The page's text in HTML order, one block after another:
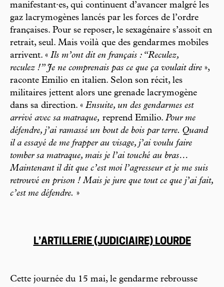
manifestant·es, qui continuent d’avancer malgré les
gaz lacrymogènes lancés par les forces de l’ordre
françaises. Pour se reposer, le sexagénaire s’assoit en
retrait, seul. Mais voilà que des gendarmes mobiles
arrivent. « Ils m’ont dit en français : “Reculez,
reculez !” Je ne comprenais pas ce que ça voulait dire »,
raconte Emilio en italien. Selon son récit, les
militaires jettent alors une grenade lacrymogène
dans sa direction. « Ensuite, un des gendarmes est
arrivé avec sa matraque, reprend Emilio. Pour me
défendre, j’ai ramassé un bout de bois par terre. Quand
il a essayé de me frapper au visage, j’ai voulu faire
tomber sa matraque, mais je l’ai touché au bras…
Maintenant il dit que c’est moi l’agresseur et je me suis
retrouvé en prison ! Mais je jure que tout ce que j’ai fait,
c’est me défendre. »
L’ARTILLERIE (JUDICIAIRE) LOURDE
Cette journée du 15 mai, le gendarme rebrousse